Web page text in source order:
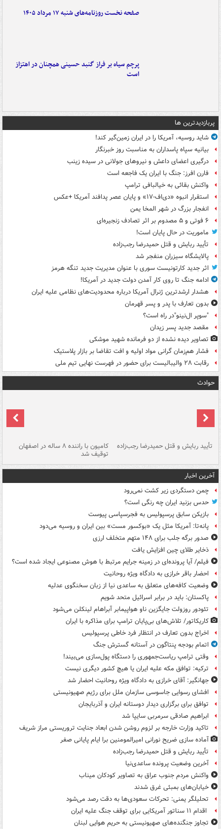
صفحه نخست روزنامه‌های شنبه ۱۷ مرداد ۱۴۰۵
پرچم سیاه بر فراز گنبد حسینی همچنان در اهتزاز
است
پربازدیدترین ها
شاید روسیه، آمریکا را در ایران زمین‌گیر کند!
بیانیه سپاه پاسداران به مناسبت روز خبرنگار
درگیری اعضای داعش و نیروهای جولانی در سیده زینب
فارن افرز: جنگ با ایران یک فاجعه است
واکنش بقائی به خیالبافی ترامپ
استقرار انبوه «دی‌اف‑۱۷» و پایان عصر پدافند آمریکا +عکس
انفجار بزرگ در شهر المخا یمن
۶ فوتی و ۵ مصدوم بر اثر تصادف زنجیره‌ای
ماموریت در حال پایان است!
تأیید ربایش و قتل حمیدرضا رجب‌زاده
پالایشگاه سیزران منفجر شد
اثر جدید کارتونیست سوری با عنوان مدیریت جدید تنگه هرمز
ادامه جنگ تا روی کار آمدن دولت جدید در آمریکا!
هشدار ارشدترین ژنرال آمریکا درباره محدودیت‌های نظامی علیه ایران
بدون تعارف با پدر و پسر قهرمان
"سوپر ال‌نینو"در راه است؟
مقصد جدید پسر زیدان
تصاویر دیده‌ نشده از دو فرمانده شهید موشکی
فشار هم‌زمان گرانی مواد اولیه و افت تقاضا بر بازار پلاستیک
رقابت ۲۸ والیبالیست برای حضور در فهرست نهایی تیم ملی
حوادث
تأیید ربایش و قتل حمیدرضا رجب‌زاده کامیون با راننده ۸ ساله در اصفهان
توقیف شد
آخرین اخبار
چمن دستگردی زیر کشت نمی‌رود
حدس بزنید ایران چه رنگی است؟
بازیکن سابق پرسپولیس به فجرسپاسی پیوست
پانه‌تا: آمریکا مثل یک «بوکسور مست» بین ایران و روسیه می‌دود
صدور برگه جلب برای ۱۴۸ متهم متخلف ارزی
ذخایر طلای چین افزایش یافت
فیلم/ آیا پرونده‌ای در زمینه جرایم مرتبط با هوش مصنوعی ایجاد شده است؟
احضار باقر خرازی به دادگاه ویژه روحانیت
وضعیت کافه‌های متعلق به ساعدی نیا از زبان سخنگوی عدلیه
پاکستان: باید در برابر اسرائیل متحد شویم
تئودور روزولت جایگزین ناو هواپیمابر آبراهام لینکلن می‌شود
کاریکاتور/ تلاش‌های بی‌پایان ترامپ برای مذاکره با ایران
اخراج بدون تعارف در انتظار فرد خاطی پرسپولیس
اتمام بودجه پنتاگون در آستانه گسترش جنگ
وقتی ترامپ ریاست‌جمهوری را دستگاه پول‌سازی می‌بیند!
ترکیه: توافق مکه علیه ایران یا هیچ کشور دیگری نیست
جهانگیر: آقای خرازی به دادگاه ویژه روحانیت احضار شد
افشای رسوایی جاسوسی سازمان ملل برای رژیم صهیونیستی
توافق برای برگزاری دیدار دوستانه ایران و آذربایجان
ابراهیم صادقی سرمربی سایپا شد
تاکید وزارت خارجه بر لزوم روشن شدن ابعاد جنایت تروریستی مراز شریف
آماده سازی ضریح نورانی امیرالمومنین برا ایام پایانی صفر
تأیید ربایش و قتل حمیدرضا رجب‌زاده
آخرین وضعیت پرونده ساعدی‌نیا
واکنش مردم جنوب عراق به تصاویر کودکان میناب
خیابان‌های بمبئی غرق شدند
تحلیلگر یمنی: تحرکات سعودی‌ها به دقت رصد می‌شود
اقدام ۱۱ سناتور آمریکایی برای توقف جنگ علیه ایران
تجاوز جنگنده‌های صهیونیستی به حریم هوایی لبنان